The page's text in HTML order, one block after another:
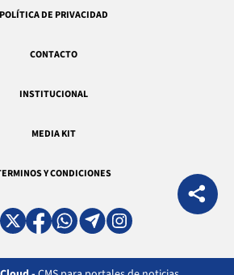
POLÍTICA DE PRIVACIDAD
CONTACTO
INSTITUCIONAL
MEDIA KIT
Y CONDICIONES